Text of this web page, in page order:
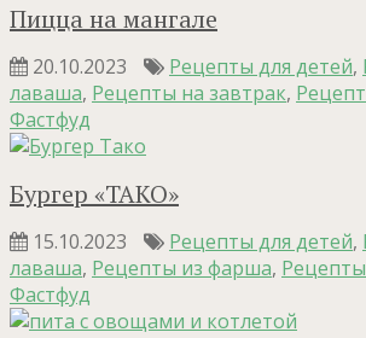
Пицца на мангале
20.10.2023 Рецепты для детей,
лаваша, Рецепты на завтрак,
Фастфуд
Бургер «ТАКО»
15.10.2023 Рецепты для детей,
лаваша, Рецепты из фарша,
Фастфуд